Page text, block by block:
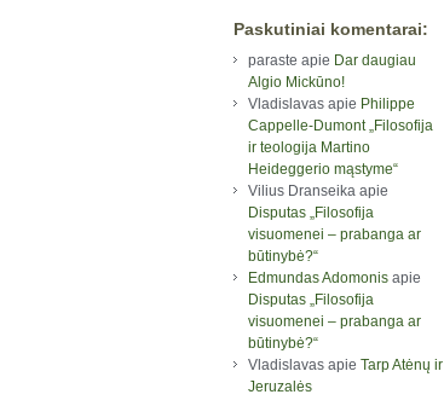
Paskutiniai komentarai:
paraste apie Dar daugiau
Algio Mickūno!
Vladislavas apie Philippe
Cappelle-Dumont „Filosofija
ir teologija Martino
Heideggerio mąstyme“
Vilius Dranseika apie
Disputas „Filosofija
visuomenei – prabanga ar
būtinybė?“
Edmundas Adomonis apie
Disputas „Filosofija
visuomenei – prabanga ar
būtinybė?“
Vladislavas apie Tarp Atėnų ir
Jeruzalės